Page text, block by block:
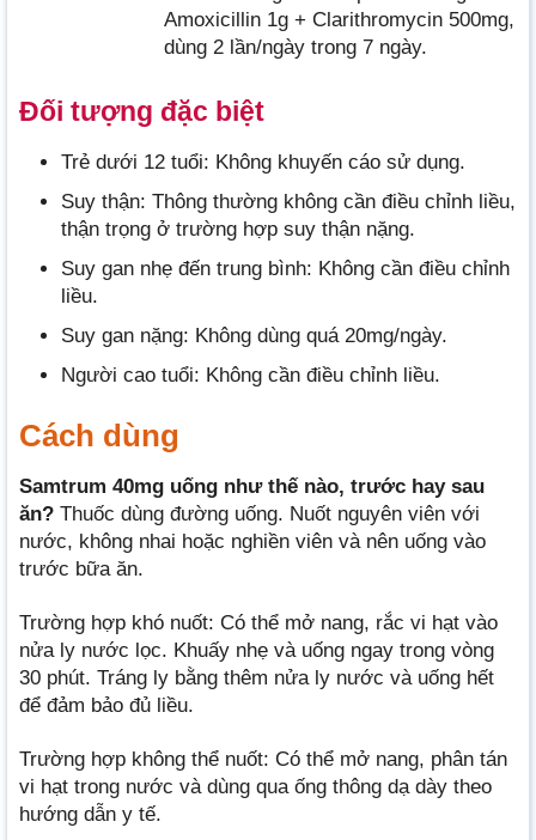
Amoxicillin 1g + Clarithromycin 500mg,
dùng 2 lần/ngày trong 7 ngày.
Đối tượng đặc biệt
Trẻ dưới 12 tuổi: Không khuyến cáo sử dụng.
Suy thận: Thông thường không cần điều chỉnh liều,
thận trọng ở trường hợp suy thận nặng.
Suy gan nhẹ đến trung bình: Không cần điều chỉnh
liều.
Suy gan nặng: Không dùng quá 20mg/ngày.
Người cao tuổi: Không cần điều chỉnh liều.
Cách dùng
Samtrum 40mg uống như thế nào, trước hay sau
ăn? Thuốc dùng đường uống. Nuốt nguyên viên với
nước, không nhai hoặc nghiền viên và nên uống vào
trước bữa ăn.
Trường hợp khó nuốt: Có thể mở nang, rắc vi hạt vào
nửa ly nước lọc. Khuấy nhẹ và uống ngay trong vòng
30 phút. Tráng ly bằng thêm nửa ly nước và uống hết
để đảm bảo đủ liều.
Trường hợp không thể nuốt: Có thể mở nang, phân tán
vi hạt trong nước và dùng qua ống thông dạ dày theo
hướng dẫn y tế.